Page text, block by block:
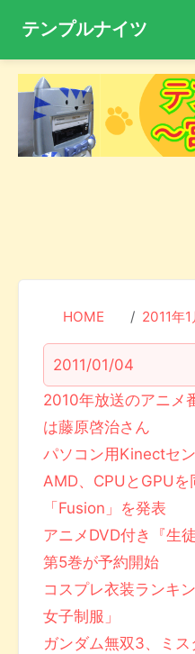
テンプルナイツ
HOME 2011年
2011/01/04
2010年放送のアニメ
は藤原啓治さん
パソコン用Kinectセ
AMD、CPUとGPUを
「Fusion」を発表
アニメDVD付き『生
第5巻が予約開始
コスプレ衣装ランキ
女子制服」
ガンダム無双3、ミ